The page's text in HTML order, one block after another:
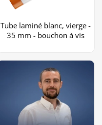
Tube laminé blanc, vierge -
35 mm - bouchon à vis